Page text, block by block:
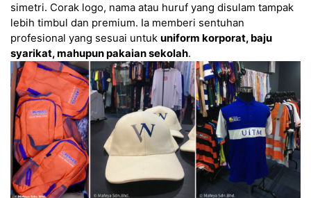
simetri. Corak logo, nama atau huruf yang disulam tampak
lebih timbul dan premium. Ia memberi sentuhan
profesional yang sesuai untuk uniform korporat, baju
syarikat, mahupun pakaian sekolah.